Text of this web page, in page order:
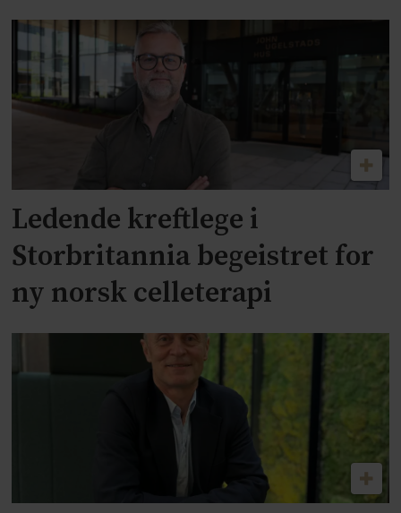
Ledende kreftlege i
Storbritannia begeistret for
ny norsk celleterapi